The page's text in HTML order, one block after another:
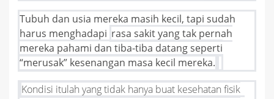
Tubuh dan usia mereka masih kecil, tapi sudah
harus menghadapi rasa sakit yang tak pernah
mereka pahami dan tiba-tiba datang seperti
“merusak” kesenangan masa kecil mereka.
Kondisi itulah yang tidak hanya buat kesehatan fisik